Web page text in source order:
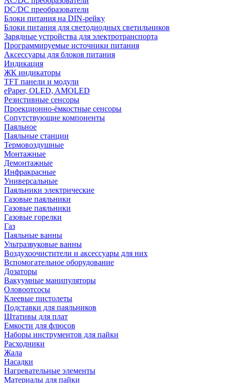
DC/DC преобразователи
Блоки питания на DIN-рейку
Блоки питания для светодиодных светильников
Зарядные устройства для электротранспорта
Программируемые источники питания
Аксессуары для блоков питания
Индикация
ЖК индикаторы
TFT панели и модули
ePaper, OLED, AMOLED
Резистивные сенсоры
Проекционно-ёмкостные сенсоры
Сопутствующие компоненты
Паяльное
Паяльные станции
Термовоздушные
Монтажные
Демонтажные
Инфракрасные
Универсальные
Паяльники электрические
Газовые паяльники
Газовые паяльники
Газовые горелки
Газ
Паяльные ванны
Ультразвуковые ванны
Воздухоочистители и аксессуары для них
Вспомогательное оборудование
Дозаторы
Вакуумные манипуляторы
Оловоотсосы
Клеевые пистолеты
Подставки для паяльников
Штативы для плат
Емкости для флюсов
Наборы инструментов для пайки
Расходники
Жала
Насадки
Нагревательные элементы
Материалы для пайки